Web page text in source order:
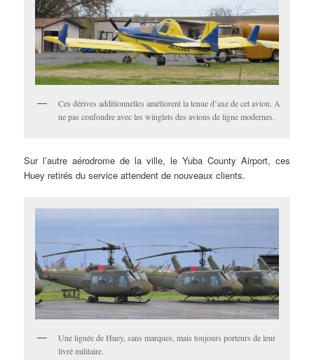
Ces dérives additionnelles améliorent la tenue d’axe de cet avion. A
ne pas confondre avec les winglets des avions de ligne modernes.
Sur l’autre aérodrome de la ville, le Yuba County Airport, ces
Huey retirés du service attendent de nouveaux clients.
Une lignée de Huey, sans marques, mais toujours porteurs de leur
livré militaire.